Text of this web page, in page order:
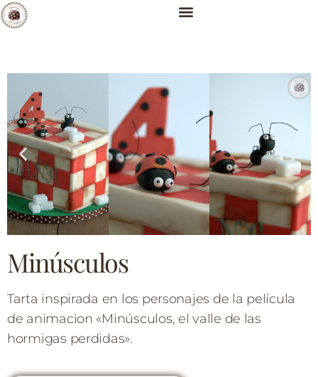
Minúsculos
Tarta inspirada en los personajes de la película
de animacion «Minúsculos, el valle de las
hormigas perdidas».